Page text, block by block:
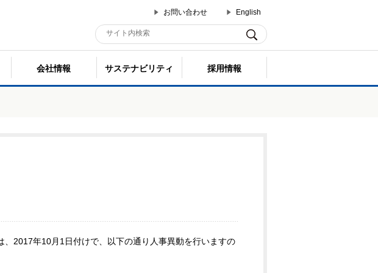
お問い合わせ English
会社情報 サステナビリティ 採用情報
2017年10月1日付けで、以下の通り人事異動を行いますの